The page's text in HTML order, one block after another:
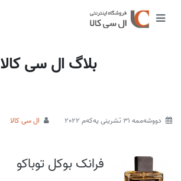
بلاگ ال سی کالا
دووشەممە 31 تشرینی یەکەم 2022 ال سی کالا
فرانک بوکل توباکو